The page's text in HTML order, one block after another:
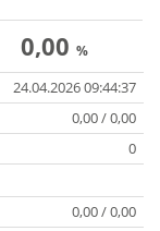
0,00 %
24.04.2026 09:44:37
0,00 / 0,00
0
0,00 / 0,00